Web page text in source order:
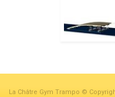
La Châtre Gym Trampo ©